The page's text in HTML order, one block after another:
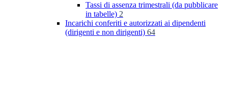
Tassi di assenza trimestrali (da pubblicare
in tabelle) 2
Incarichi conferiti e autorizzati ai dipendenti
(dirigenti e non dirigenti) 64